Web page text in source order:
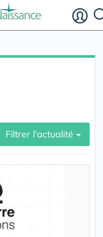
Filtrer l'actualité